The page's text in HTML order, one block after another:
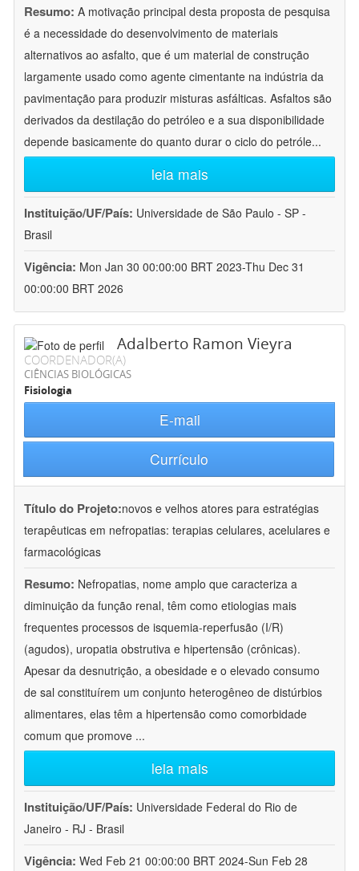
Resumo: A motivação principal desta proposta de pesquisa
é a necessidade do desenvolvimento de materiais
alternativos ao asfalto, que é um material de construção
largamente usado como agente cimentante na indústria da
pavimentação para produzir misturas asfálticas. Asfaltos são
derivados da destilação do petróleo e a sua disponibilidade
depende basicamente do quanto durar o ciclo do petróle...
leia mais
Instituição/UF/País: Universidade de São Paulo - SP -
Brasil
Vigência: Mon Jan 30 00:00:00 BRT 2023-Thu Dec 31
00:00:00 BRT 2026
Adalberto Ramon Vieyra
COORDENADOR(A)
CIÊNCIAS BIOLÓGICAS
Fisiologia
E-mail
Currículo
Título do Projeto:novos e velhos atores para estratégias
terapêuticas em nefropatias: terapias celulares, acelulares e
farmacológicas
Resumo: Nefropatias, nome amplo que caracteriza a
diminuição da função renal, têm como etiologias mais
frequentes processos de isquemia-reperfusão (I/R)
(agudos), uropatia obstrutiva e hipertensão (crônicas).
Apesar da desnutrição, a obesidade e o elevado consumo
de sal constituírem um conjunto heterogêneo de distúrbios
alimentares, elas têm a hipertensão como comorbidade
comum que promove ...
leia mais
Instituição/UF/País: Universidade Federal do Rio de
Janeiro - RJ - Brasil
Vigência: Wed Feb 21 00:00:00 BRT 2024-Sun Feb 28